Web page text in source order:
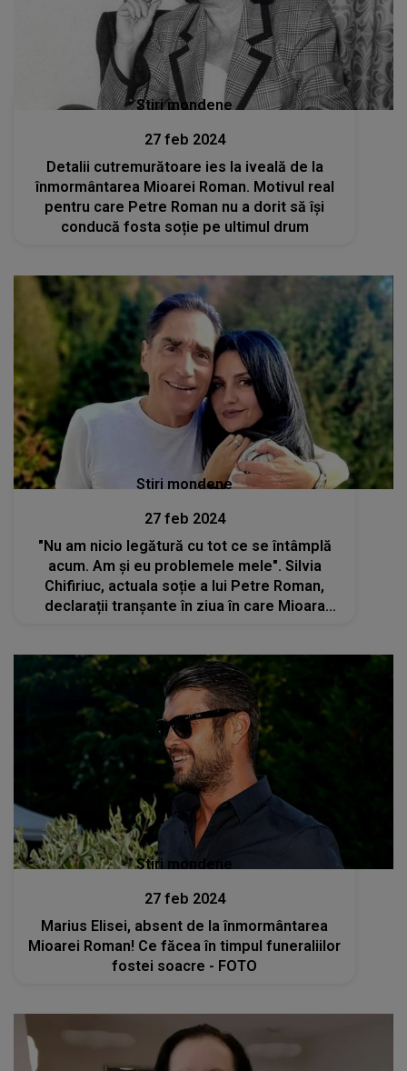
Stiri mondene
27 feb 2024
Detalii cutremurătoare ies la iveală de la
înmormântarea Mioarei Roman. Motivul real
pentru care Petre Roman nu a dorit să îşi
conducă fosta soție pe ultimul drum
Stiri mondene
27 feb 2024
"Nu am nicio legătură cu tot ce se întâmplă
acum. Am și eu problemele mele". Silvia
Chifiriuc, actuala soție a lui Petre Roman,
declarații tranşante în ziua în care Mioara
Stiri mondene
27 feb 2024
Marius Elisei, absent de la înmormântarea
Mioarei Roman! Ce făcea în timpul funeraliilor
fostei soacre - FOTO